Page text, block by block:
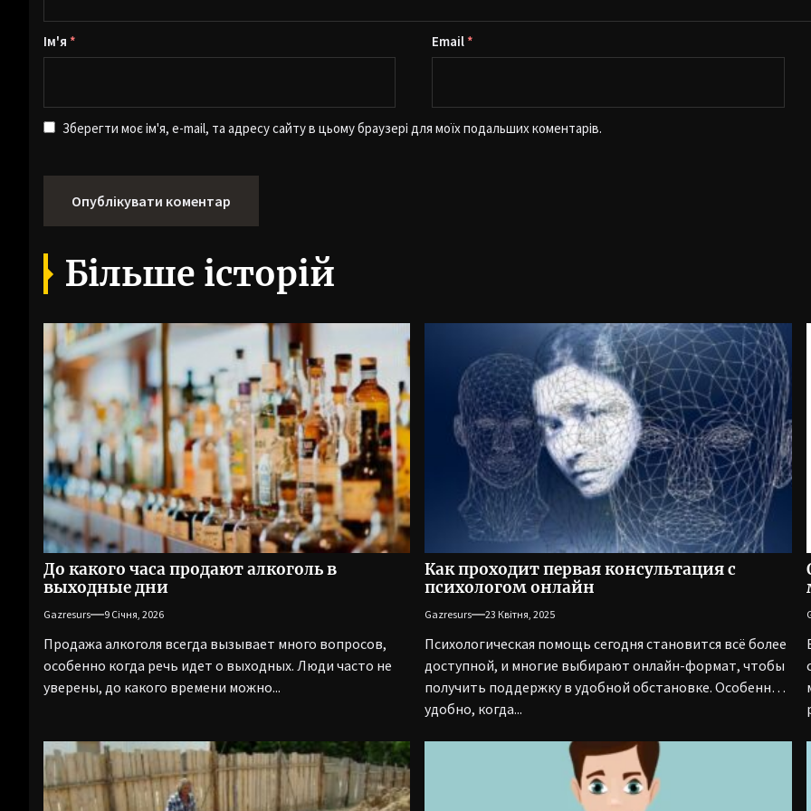
Ім'я * Email *
Зберегти моє ім'я, e-mail, та адресу сайту в цьому браузері для моїх подальших коментарів.
Більше історій
До какого часа продают алкоголь в
выходные дни
Gazresurs 9 Січня, 2026
Продажа алкоголя всегда вызывает много вопросов,
особенно когда речь идет о выходных. Люди часто не
уверены, до какого времени можно...
Как проходит первая консультация с
психологом онлайн
Gazresurs 23 Квітня, 2025
Психологическая помощь сегодня становится всё более
доступной, и многие выбирают онлайн-формат, чтобы
получить поддержку в удобной обстановке. Особенно
удобно, когда...